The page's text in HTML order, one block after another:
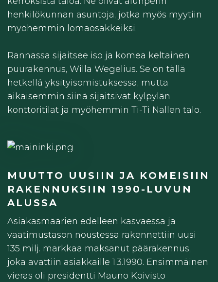
henkilökunnan asuntoja, jotka myös myytiin
myöhemmin lomaosakkeiksi.
Rannassa sijaitsee iso ja komea keltainen
puurakennus, Willa Wegelius. Se on tällä
hetkellä yksityisomistuksessa, mutta
aikaisemmin siinä sijaitsivat kylpylän
konttoritilat ja myöhemmin Ti-Ti Nallen talo.
MUUTTO UUSIIN JA KOMEISIIN
RAKENNUKSIIN 1990-LUVUN
ALUSSA
Asiakasmäärien edelleen kasvaessa ja
vaatimustason noustessa rakennettiin uusi
135 milj. markkaa maksanut päärakennus,
joka avattiin asiakkaille 1.3.1990. Ensimmäinen
vieras oli presidentti Mauno Koivisto